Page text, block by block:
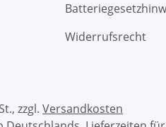
Widerrufsrecht
zzgl. Versandkosten